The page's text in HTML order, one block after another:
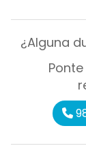
¿Alguna